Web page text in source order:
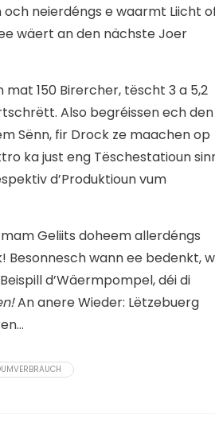
och neierdéngs e waarmt Liicht
wäert an den nächste Joer
150 Birercher, tëscht 3 a 5,2
Also begréissen ech den
Sënn, fir Drock ze maachen op
ka just eng Tëschestatioun
d’Produktioun vum
Geliits doheem allerdéngs
wann ee bedenkt,
d’Wäermpompel, déi di
An anere Wieder: Lëtzebuerg